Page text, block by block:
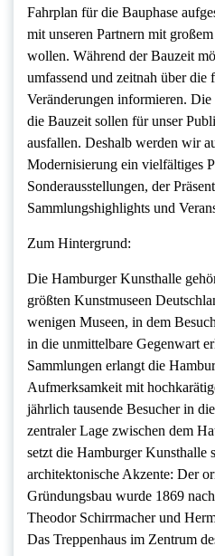
Fahrplan für die Bauphase
mit unseren Partnern mit
wollen. Während der Bauzeit
umfassend und zeitnah über die
Veränderungen informieren.
die Bauzeit sollen für unser
ausfallen. Deshalb werden wir
Modernisierung ein vielfältiges
Sonderausstellungen, der
Sammlungshighlights und
Zum Hintergrund:
Die Hamburger Kunsthalle
größten Kunstmuseen
wenigen Museen, in dem
in die unmittelbare Gegenwart
Sammlungen erlangt die
Aufmerksamkeit mit
jährlich tausende Besucher in
zentraler Lage zwischen dem
setzt die Hamburger Kunsthalle
architektonische Akzente: Der
Gründungsbau wurde 1869
Theodor Schirrmacher und
Das Treppenhaus im Zentrum